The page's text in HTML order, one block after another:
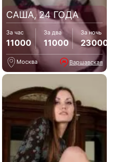
САША, 24 ГОДА
За час
11000
За два
11000
За ночь
23000
Москва Варшавская